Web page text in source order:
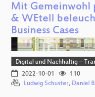
Mit Gemeinwohl
& WEtell
Business Cases
Digital und Nachhaltig –
2022-10-01
110
Ludwig Schuster, Daniel